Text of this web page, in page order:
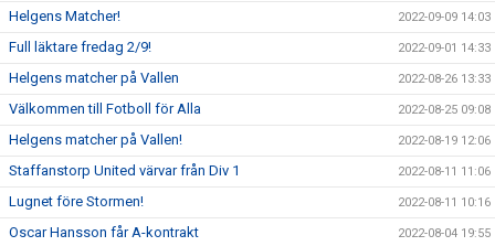
Helgens Matcher! 2022-09-09 14:03
Full läktare fredag 2/9! 2022-09-01 14:33
Helgens matcher på Vallen 2022-08-26 13:33
Välkommen till Fotboll för Alla 2022-08-25 09:08
Helgens matcher på Vallen! 2022-08-19 12:06
Staffanstorp United värvar från Div 1 2022-08-11 11:06
Lugnet före Stormen! 2022-08-11 10:16
Oscar Hansson får A-kontrakt 2022-08-04 19:55